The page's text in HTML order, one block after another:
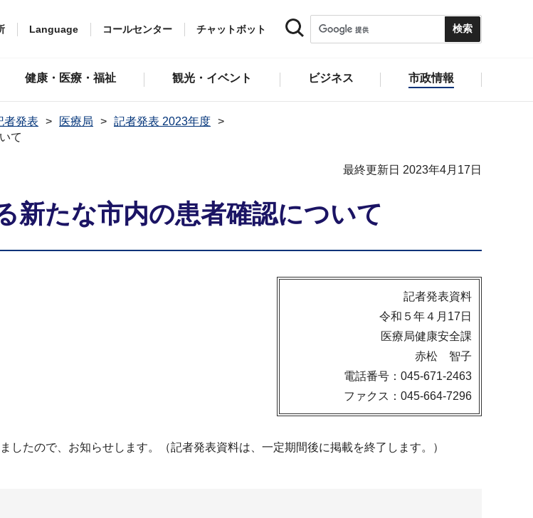
Language コールセンター チャットボット
健康・医療・福祉 観光・イベント ビジネス 市政情報
者発表 医療局
記者発表 2023年度
て
最終更新日 2023年4月17日
新たな市内の患者確認について
記者発表資料
令和５年４月17日
医療局健康安全課
赤松 智子
電話番号：045-671-2463
ファクス：045-664-7296
たので、お知らせします。（記者発表資料は、一定期間後に掲載を終了します。）